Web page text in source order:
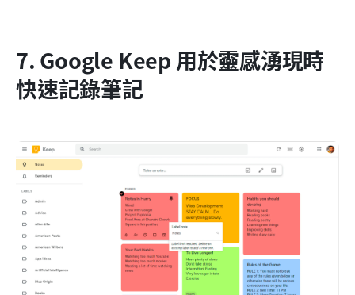
7. Google Keep 用於靈感湧現時
快速記錄筆記